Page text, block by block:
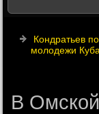
Кондратьев
молодежи
В